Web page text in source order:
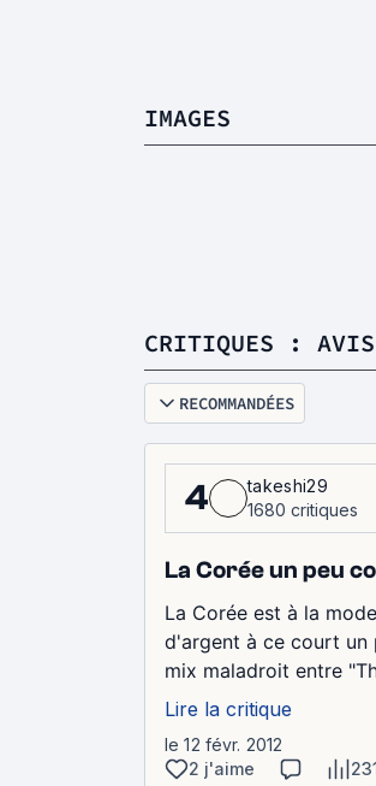
IMAGES
CRITIQUES :
RECOMMANDÉES
4
takeshi29
1680 critiques
La Corée un peu
La Corée est à la
d'argent à ce court un
mix maladroit entre
Lire la critique
le 12 févr. 2012
2 j'aime